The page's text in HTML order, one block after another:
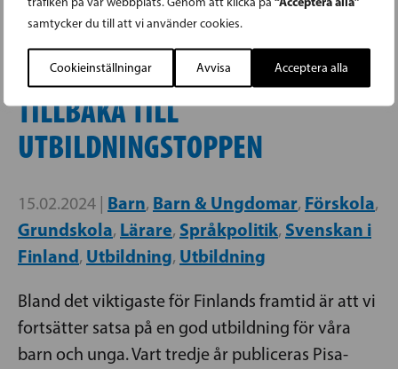
samtycker du till att vi använder cookies.
Cookieinställningar Avvisa Acceptera alla
ANNA-MAJA HENRIKSSON:
TILLBAKA TILL
UTBILDNINGSTOPPEN
15.02.2024 | Barn, Barn & Ungdomar, Förskola,
Grundskola, Lärare, Språkpolitik, Svenskan i
Finland, Utbildning, Utbildning
Bland det viktigaste för Finlands framtid är att vi
fortsätter satsa på en god utbildning för våra
barn och unga. Vart tredje år publiceras Pisa-